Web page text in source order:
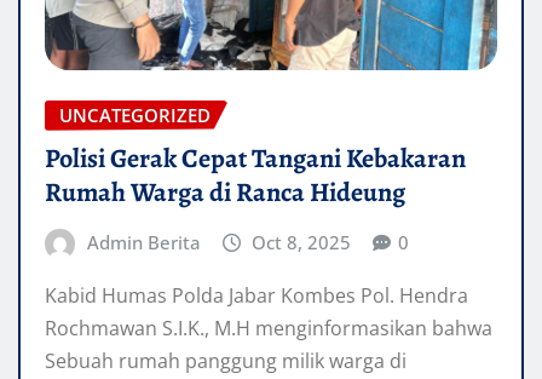
UNCATEGORIZED
Polisi Gerak Cepat Tangani Kebakaran
Rumah Warga di Ranca Hideung
Admin Berita Oct 8, 2025 0
Kabid Humas Polda Jabar Kombes Pol. Hendra
Rochmawan S.I.K., M.H menginformasikan bahwa
Sebuah rumah panggung milik warga di